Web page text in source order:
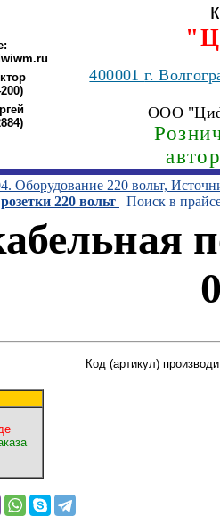
400001г.
ООО
Оборудование 220 вольт,
220 вольт
Поиск в
Код (артикул)